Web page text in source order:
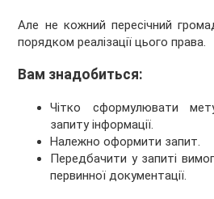
Але не кожний пересічний
порядком реалізації цього права.
Вам знадобиться:
Чітко сформулювати
запиту інформації.
Належно оформити запит.
Передбачити у запиті
первинної документації.